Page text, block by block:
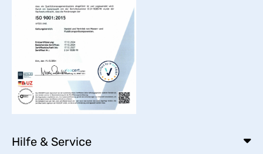
Hilfe & Service